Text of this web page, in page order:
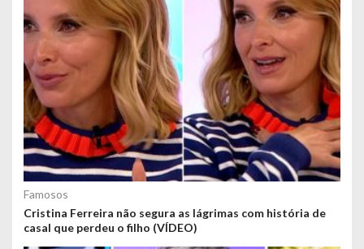
Famosos
Cristina Ferreira não segura as lágrimas com história de
casal que perdeu o filho (VÍDEO)